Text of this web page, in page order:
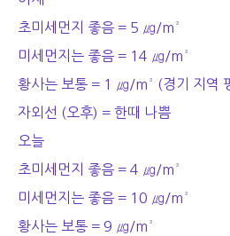
초미세먼지 좋음 = 5 ㎍/m³
미세먼지는 좋음 = 14 ㎍/m³
황사는 보통 = 1 ㎍/m³ (경기 지역
자외선 (오후) = 한때 나쁨
오늘
초미세먼지 좋음 = 4 ㎍/m³
미세먼지는 좋음 = 10 ㎍/m³
황사는 보통 = 9 ㎍/m³